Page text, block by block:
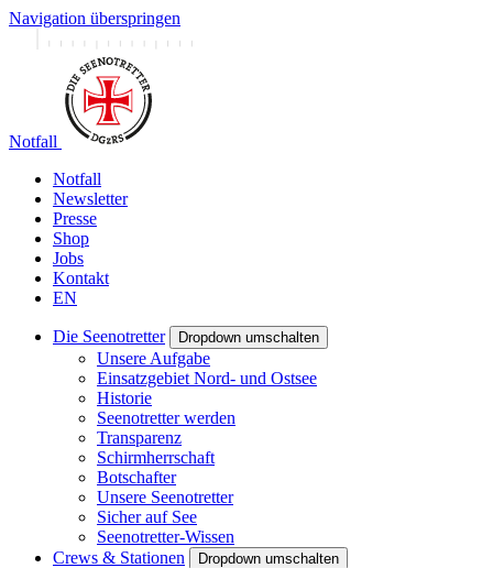
Navigation überspringen
Notfall
Notfall
Newsletter
Presse
Shop
Jobs
Kontakt
EN
Die Seenotretter Dropdown umschalten
Unsere Aufgabe
Einsatzgebiet Nord- und Ostsee
Historie
Seenotretter werden
Transparenz
Schirmherrschaft
Botschafter
Unsere Seenotretter
Sicher auf See
Seenotretter-Wissen
Crews & Stationen
Dropdown umschalten